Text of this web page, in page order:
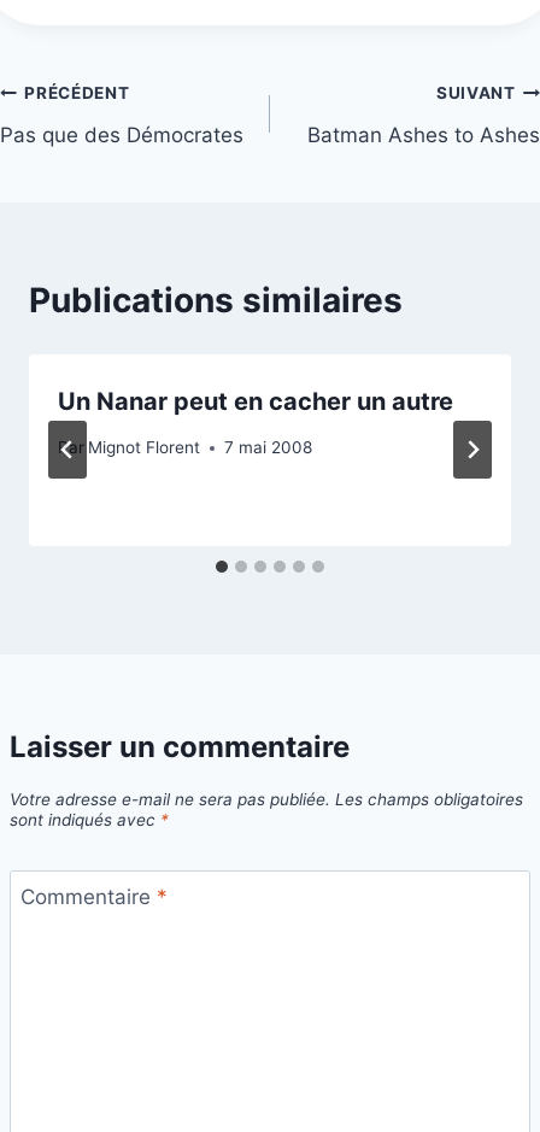
Navigation
de
PRÉCÉDENT
Pas que des Démocrates
SUIVANT
Batman Ashes to Ashes
Publications similaires
Un Nanar peut en cacher un autre
Par Mignot Florent 7 mai 2008
Laisser un commentaire
Votre adresse e-mail ne sera pas publiée. Les champs obligatoires
sont indiqués avec *
Commentaire *